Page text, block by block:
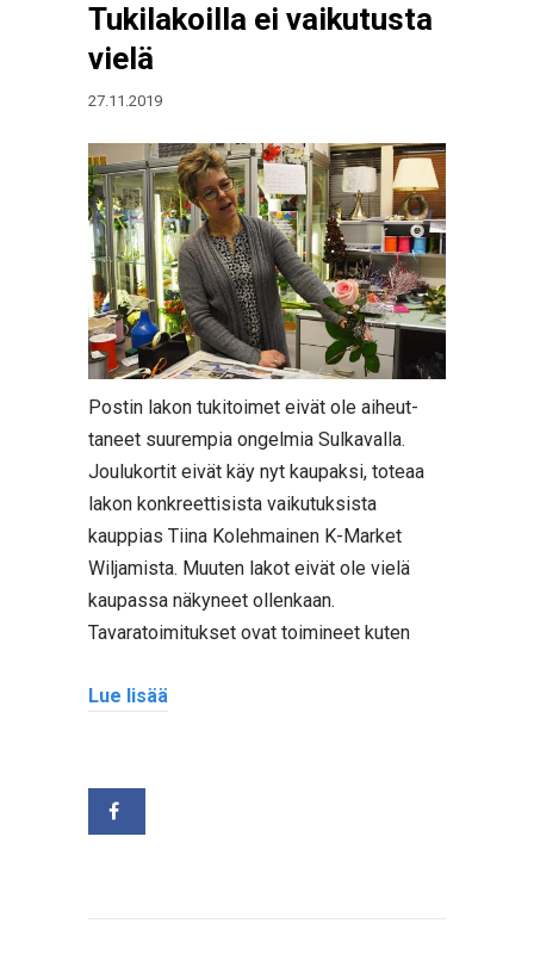
Tukilakoilla ei vaikutusta
vielä
27.11.2019
Postin lakon tukitoimet eivät ole aiheut-
taneet suurempia ongelmia Sulkavalla.
Joulukortit eivät käy nyt kaupaksi, toteaa
lakon konkreettisista vaikutuksista
kauppias Tiina Kolehmainen K-Market
Wiljamista. Muuten lakot eivät ole vielä
kaupassa näkyneet ollenkaan.
Tavaratoimitukset ovat toimineet kuten
Lue lisää